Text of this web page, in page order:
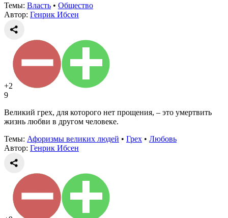
Темы: Власть • Общество
Автор: Генрик Ибсен
+2
9
Великий грех, для которого нет прощения, – это умертвить
жизнь любви в другом человеке.
Темы: Афоризмы великих людей • Грех • Любовь
Автор: Генрик Ибсен